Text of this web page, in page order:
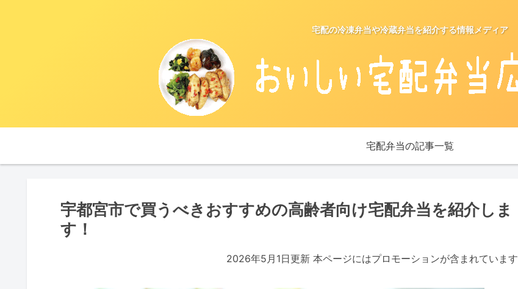
宅配の冷凍弁当や冷蔵弁当を紹介する情報メディア
宅配弁当の記事一覧
宇都宮市で買うべきおすすめの高齢者向け宅配弁当を紹介しま
す！
2026年5月1日更新 本ページにはプロモーションが含まれています